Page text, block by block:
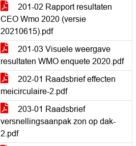
201-02 Rapport resultaten
CEO Wmo 2020 (versie
20210615).pdf
201-03 Visuele weergave
resultaten WMO enquete 2020.pdf
202-01 Raadsbrief effecten
meicirculaire-2.pdf
203-01 Raadsbrief
versnellingsaanpak zon op dak-
2.pdf